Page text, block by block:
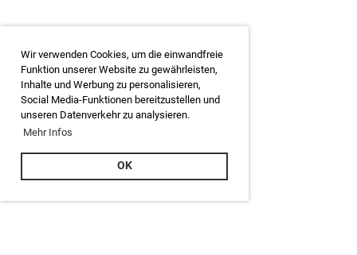
Wir verwenden Cookies, um die einwandfreie
Funktion unserer Website zu gewährleisten,
Inhalte und Werbung zu personalisieren,
Social Media-Funktionen bereitzustellen und
unseren Datenverkehr zu analysieren.
Mehr Infos
OK